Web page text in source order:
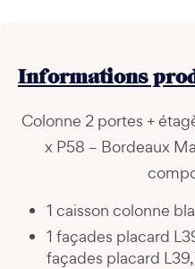
Informations
Colonne 2 portes +
x P58 – Bordeaux
1 caisson colonne
1 façades placard
façades placard